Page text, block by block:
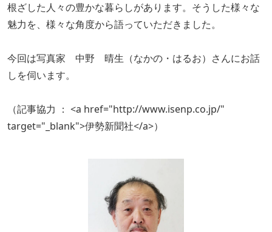
根ざした人々の豊かな暮らしがあります。そうした様々な
魅力を、様々な角度から語っていただきました。
今回は写真家 中野 晴生（なかの・はるお）さんにお話
しを伺います。
（記事協力 ： <a href="http://www.isenp.co.jp/"
target="_blank">伊勢新聞社</a>）